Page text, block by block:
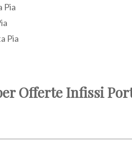
Pia
Pia
Offerte Infissi